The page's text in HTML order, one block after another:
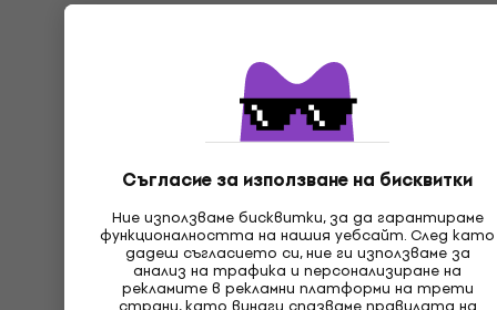
Съгласие за използване на бисквитки
Ние използваме бисквитки, за да гарантираме
функционалността на нашия уебсайт. След като
дадеш съгласието си, ние ги използваме за
анализ на трафика и персонализиране на
рекламите в рекламни платформи на трети